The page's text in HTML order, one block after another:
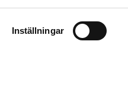
Inställningar